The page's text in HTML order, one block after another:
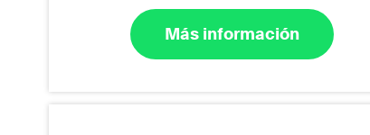
Más información